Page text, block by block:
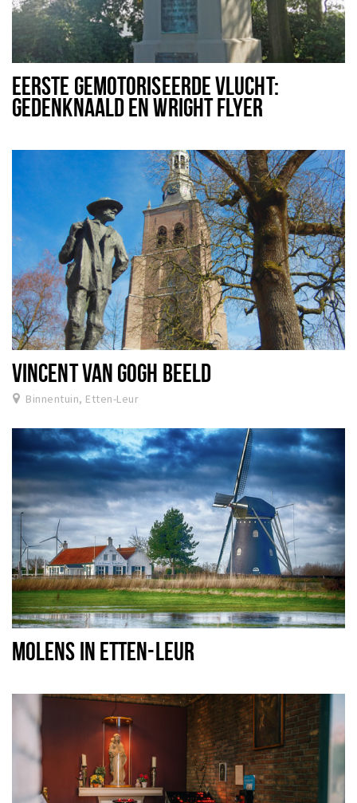
EERSTE GEMOTORISEERDE VLUCHT:
GEDENKNAALD EN WRIGHT FLYER
VINCENT VAN GOGH BEELD
Binnentuin, Etten-Leur
MOLENS IN ETTEN-LEUR